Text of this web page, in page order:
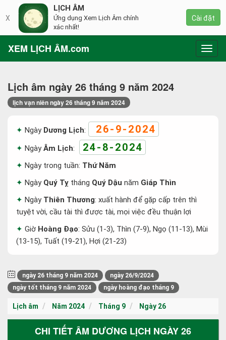
XEM LỊCH ÂM.com
Lịch âm ngày 26 tháng 9 năm 2024
lịch vạn niên ngày 26 tháng 9 năm 2024
Ngày Dương Lịch: 26-9-2024
NgàyÂm Lịch: 24-8-2024
Ngày trong tuần: Thứ Năm
Ngày Quý Tỵ tháng Quý Dậu năm Giáp Thìn
Ngày Thiên Thương: xuất hành để gặp cấp trên thì
tuyệt vời, cầu tài thì được tài, mọi việc đều thuận lợi
Giờ Hoàng Đạo: Sửu (1-3), Thìn (7-9), Ngọ (11-13), Mùi
(13-15), Tuất (19-21), Hợi (21-23)
ngày 26 tháng 9 năm 2024
ngày 26/9/2024
ngày tốt tháng 9 năm 2024
ngày hoàng đạo tháng 9
Lịch âm Năm 2024 Tháng 9 Ngày 26
CHI TIẾT ÂM DƯƠNG LỊCH NGÀY 26
X
LỊCH ÂM
Ứng dụng Xem Lịch Âm chính
xác nhất!
Cài đặt